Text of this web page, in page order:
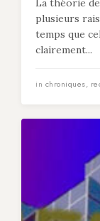
La théorie
plusieurs
temps que
clairement...
in chroniques,